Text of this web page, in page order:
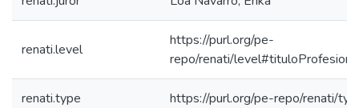
renati.level
https://purl.org/pe-
repo/renati/
renati.type https://purl.org/pe-repo/renati/